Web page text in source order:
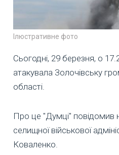
Ілюстративне фото
Сьогодні, 29 березня, о
атакувала Золочівську
області.
Про це "Думці" повідомив
селищної військової
Коваленко.